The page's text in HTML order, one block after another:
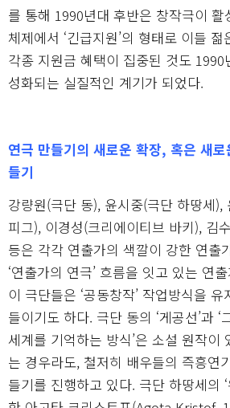
를 통해 1990년대 후반은 창작극이 활
체제에서 ‘긴급지원’의 형태로 이들
각종 지원금 혜택이 집중된 것도 1990
성화되는 실질적인 계기가 되었다.
연극 만들기의 새로운 확장, 혹은 새
들기
강량원(극단 동), 윤시중(극단 하땅세),
피그), 이경성(크리에이티브 바키), 김
등은 각각 연출가의 색깔이 강한 연출
‘연출가의 연극’ 흐름을 잇고 있는 연
이 극단들은 ‘공동창작’ 작업방식을
들이기도 하다. 극단 동의 ‘게공선’과 ‘
세계를 기억하는 방식’은 소설 원작이
는 경우라도, 철저히 배우들의 즉흥연
들기를 진행하고 있다. 극단 하땅세의